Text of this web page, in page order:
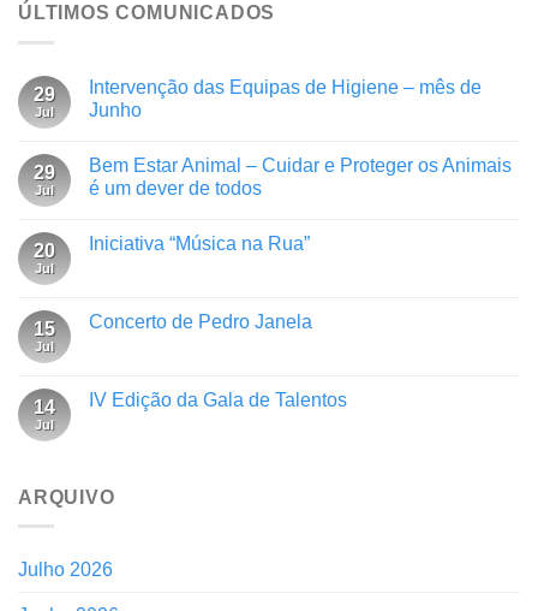
ÚLTIMOS COMUNICADOS
29
Jul
Intervenção das Equipas de Higiene – mês de
Junho
29
Jul
Bem Estar Animal – Cuidar e Proteger os Animais
é um dever de todos
20
Jul
Iniciativa “Música na Rua”
15
Jul
Concerto de Pedro Janela
14
Jul
IV Edição da Gala de Talentos
ARQUIVO
Julho 2026